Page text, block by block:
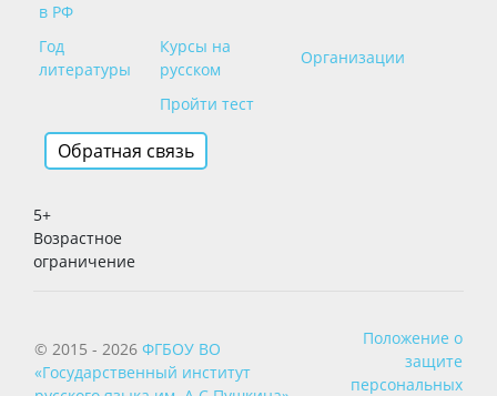
в РФ
Год
литературы
Курсы на
русском
Организации
Пройти тест
Обратная связь
5+
Возрастное
ограничение
© 2015 - 2026 ФГБОУ ВО
«Государственный институт
Положение о
защите
персональных